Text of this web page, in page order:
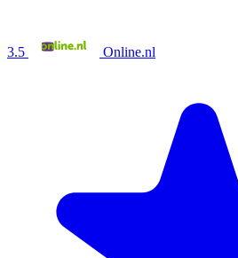
3.5 Online.nl